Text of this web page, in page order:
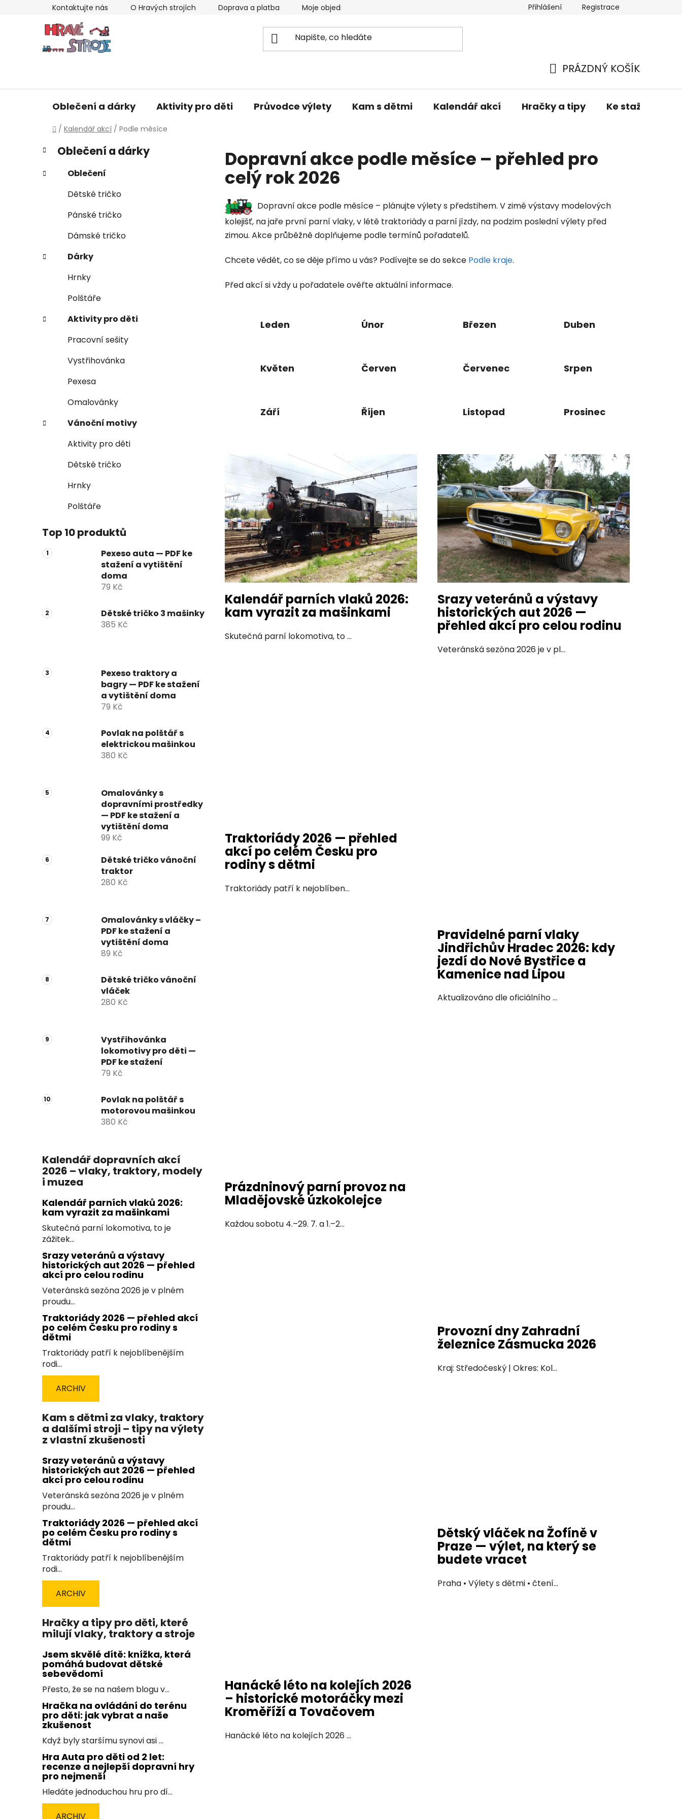
Kontaktujte nás O Hravých strojích Doprava a platba Moje objednávka Obchodní podmínky Podmínky ochrany
Přihlášení Registrace
KOŠÍK
PRÁZDNÝ KOŠÍK
Oblečení a dárky Aktivity pro děti Průvodce výlety Kam s dětmi Kalendář akcí Hračky a tipy Ke stažení
Domů
/ Kalendář akcí / Podle měsíce
P
o
s
í
p
l
Přeskočit
kategorie
K
a
e
Oblečení a dárky
Oblečení
Dětské tričko
Pánské tričko
Dámské tričko
Dárky
Hrnky
Polštáře
Aktivity pro děti
Pracovní sešity
Vystřihovánka
Pexesa
Omalovánky
Vánoční motivy
Aktivity pro děti
Dětské tričko
Hrnky
Polštáře
Top 10 produktů
Pexeso auta — PDF ke
stažení a vytištění
doma
79 Kč
Dětské tričko 3 mašinky
385 Kč
Pexeso traktory a
bagry — PDF ke stažení
a vytištění doma
79 Kč
Povlak na polštář s
elektrickou mašinkou
380 Kč
Omalovánky s
dopravními prostředky
— PDF ke stažení a
vytištění doma
99 Kč
Dětské tričko vánoční
traktor
280 Kč
Omalovánky s vláčky –
PDF ke stažení a
vytištění doma
89 Kč
Dětské tričko vánoční
vláček
280 Kč
Vystřihovánka
lokomotivy pro děti —
PDF ke stažení
79 Kč
Povlak na polštář s
motorovou mašinkou
380 Kč
Kalendář dopravních akcí
2026 – vlaky, traktory, modely
i muzea
Kalendář parních vlaků 2026:
kam vyrazit za mašinkami
Skutečná parní lokomotiva, to je
zážitek...
Srazy veteránů a výstavy
historických aut 2026 — přehled
akcí pro celou rodinu
Veteránská sezóna 2026 je v plném
proudu...
Traktoriády 2026 — přehled akcí
po celém Česku pro rodiny s
dětmi
Traktoriády patří k nejoblíbenějším
rodi...
ARCHIV
Kam s dětmi za vlaky, traktory
a dalšími stroji – tipy na výlety
z vlastní zkušenosti
Srazy veteránů a výstavy
historických aut 2026 — přehled
akcí pro celou rodinu
Veteránská sezóna 2026 je v plném
proudu...
Traktoriády 2026 — přehled akcí
po celém Česku pro rodiny s
dětmi
Traktoriády patří k nejoblíbenějším
rodi...
ARCHIV
Hračky a tipy pro děti, které
milují vlaky, traktory a stroje
Jsem skvělé dítě: knížka, která
pomáhá budovat dětské
sebevědomí
Přesto, že se na našem blogu v...
Hračka na ovládání do terénu
pro děti: jak vybrat a naše
zkušenost
Když byly staršímu synovi asi ...
Hra Auta pro děti od 2 let:
recenze a nejlepší dopravní hry
pro nejmenší
Hledáte jednoduchou hru pro dí...
ARCHIV
Dopravní akce podle měsíce – přehled pro
celý rok 2026
Dopravní akce podle měsíce – plánujte výlety s předstihem. V zimě výstavy modelových
kolejišť, na jaře první parní vlaky, v létě traktoriády a parní jízdy, na podzim poslední výlety před
zimou. Akce průběžně doplňujeme podle termínů pořadatelů.
Chcete vědět, co se děje přímo u vás? Podívejte se do sekce Podle kraje.
Před akcí si vždy u pořadatele ověřte aktuální informace.
Leden Únor Březen Duben
Květen Červen Červenec Srpen
Září Říjen Listopad Prosinec
V
ý
p
i
s
č
l
á
n
k
ů
Kalendář parních vlaků 2026:
kam vyrazit za mašinkami
Skutečná parní lokomotiva, to ...
Srazy veteránů a výstavy
historických aut 2026 —
přehled akcí pro celou rodinu
Veteránská sezóna 2026 je v pl...
Traktoriády 2026 — přehled
akcí po celém Česku pro
rodiny s dětmi
Traktoriády patří k nejoblíben...
Pravidelné parní vlaky
Jindřichův Hradec 2026: kdy
jezdí do Nové Bystřice a
Kamenice nad Lipou
Aktualizováno dle oficiálního ...
Prázdninový parní provoz na
Mladějovské úzkokolejce
Každou sobotu 4.–29. 7. a 1.–2...
Provozní dny Zahradní
železnice Zásmucka 2026
Kraj: Středočeský | Okres: Kol...
Hanácké léto na kolejích 2026
– historické motoráčky mezi
Kroměříží a Tovačovem
Hanácké léto na kolejích 2026 ...
Dětský vláček na Žofíně v
Praze — výlet, na který se
budete vracet
Praha • Výlety s dětmi • čtení...